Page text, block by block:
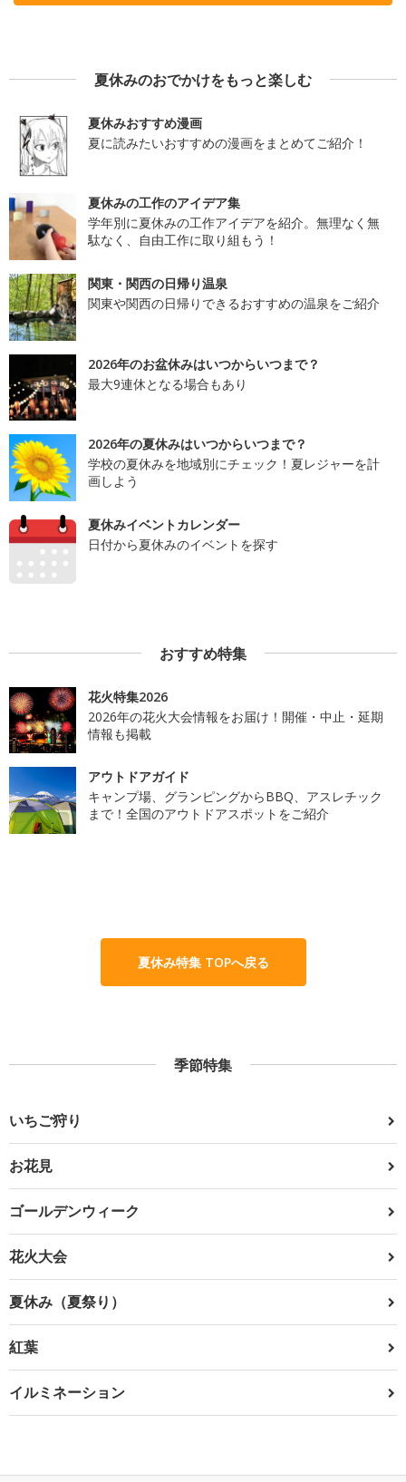
夏休みのおでかけをもっと楽しむ
夏休みおすすめ漫画
夏に読みたいおすすめの漫画をまとめてご紹介！
夏休みの工作のアイデア集
学年別に夏休みの工作アイデアを紹介。無理なく無
駄なく、自由工作に取り組もう！
関東・関西の日帰り温泉
関東や関西の日帰りできるおすすめの温泉をご紹介
2026年のお盆休みはいつからいつまで？
最大9連休となる場合もあり
2026年の夏休みはいつからいつまで？
学校の夏休みを地域別にチェック！夏レジャーを計
画しよう
夏休みイベントカレンダー
日付から夏休みのイベントを探す
おすすめ特集
花火特集2026
2026年の花火大会情報をお届け！開催・中止・延期
情報も掲載
アウトドアガイド
キャンプ場、グランピングからBBQ、アスレチック
まで！全国のアウトドアスポットをご紹介
夏休み特集 TOPへ戻る
季節特集
いちご狩り
お花見
ゴールデンウィーク
花火大会
夏休み（夏祭り）
紅葉
イルミネーション